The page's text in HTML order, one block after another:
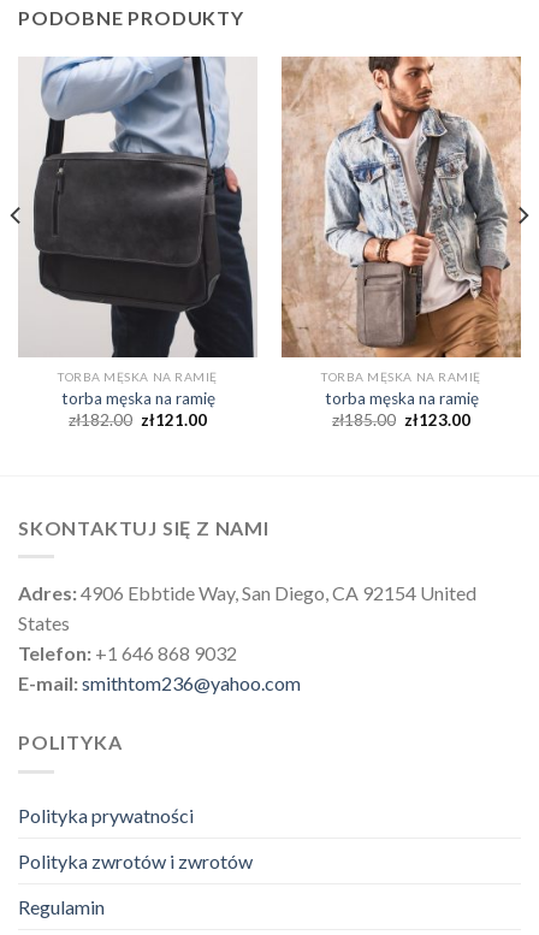
PODOBNE PRODUKTY
TORBA MĘSKA NA RAMIĘ
torba męska na ramię
zł182.00 zł121.00
TORBA MĘSKA NA RAMIĘ
torba męska na ramię
zł185.00 zł123.00
SKONTAKTUJ SIĘ Z NAMI
Adres:4906 Ebbtide Way, San Diego, CA 92154 United
States
Telefon: +1 646 868 9032
E-mail:smithtom236@yahoo.com
POLITYKA
Polityka prywatności
Polityka zwrotów i zwrotów
Regulamin